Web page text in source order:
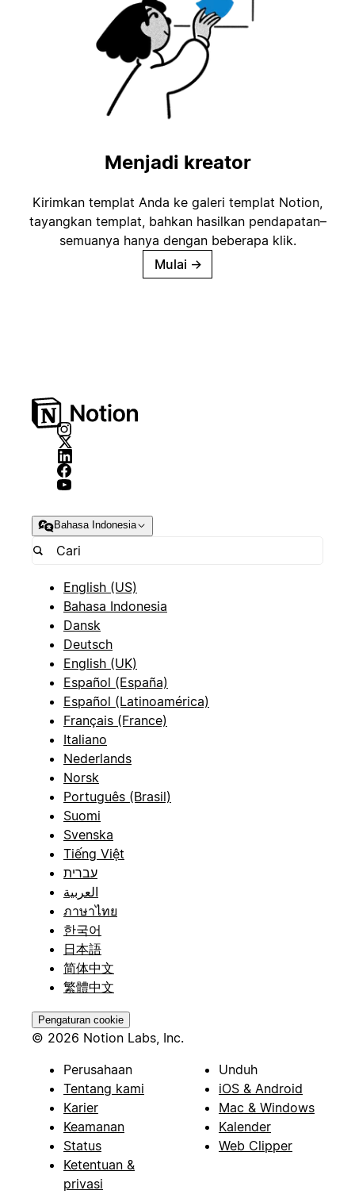
Menjadi kreator
Kirimkan templat Anda ke galeri templat Notion,
tayangkan templat, bahkan hasilkan pendapatan–
semuanya hanya dengan beberapa klik.
Mulai →
Bahasa Indonesia
English (US)
Bahasa Indonesia
Dansk
Deutsch
English (UK)
Español (España)
Español (Latinoamérica)
Français (France)
Italiano
Nederlands
Norsk
Português (Brasil)
Suomi
Svenska
Tiếng Việt
עברית
العربية
ภาษาไทย
한국어
日本語
简体中文
繁體中文
Pengaturan cookie
© 2026 Notion Labs, Inc.
Perusahaan
Tentang kami
Karier
Keamanan
Status
Ketentuan &
privasi
Unduh
iOS & Android
Mac & Windows
Kalender
Web Clipper